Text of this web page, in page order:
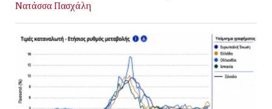
Νατάσσα Πασχάλη